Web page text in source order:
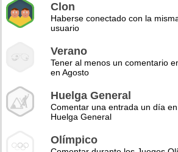
Clon
Haberse conectado con la
usuario
Verano
Tener al menos un comentario
en Agosto
Huelga General
Comentar una entrada un día
Huelga General
Olímpico